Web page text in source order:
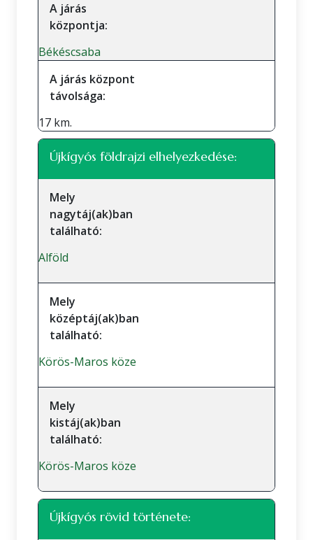
A járás
központja:
Békéscsaba
A járás központ
távolsága:
17 km.
Újkígyós földrajzi elhelyezkedése:
Mely
nagytáj(ak)ban
található:
Alföld
Mely
középtáj(ak)ban
található:
Körös-Maros köze
Mely
kistáj(ak)ban
található:
Körös-Maros köze
Újkígyós rövid története: